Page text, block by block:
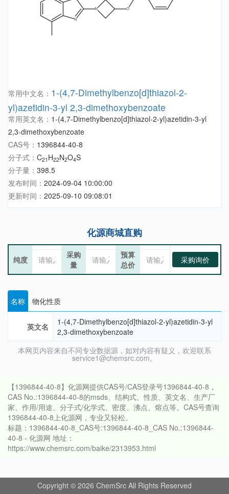
常用中文名： 1-(4,7-Dimethylbenzo[d]thiazol-2-
yl)azetidin-3-yl 2,3-dimethoxybenzoate
常用英文名： 1-(4,7-Dimethylbenzo[d]thiazol-2-yl)azetidin-3-yl
2,3-dimethoxybenzoate
CAS号： 1396844-40-8
分子式： C21 H22N2O4S
分子量： 398.5
发布时间： 2024-09-04 10:00:00
更新时间： 2025-09-10 09:08:01
化源商城直购
纯度
采购
量
预算
总价
采购询价
名称 物化性质
英文名
1-(4,7-Dimethylbenzo[d]thiazol-2-yl)azetidin-3-yl
2,3-dimethoxybenzoate
本网页内容来自不同专业数据源，如对内容有疑义，欢迎联系
service1@chemsrc.com。
【1396844-40-8】化源网提供CAS号/CAS登录号1396844-40-8，
CAS No.:1396844-40-8的msds、结构式、性质、英文名、生产厂
家、作用/用途、分子式/化学式、密度、沸点、熔点等。CAS号查询
1396844-40-8上化源网，专业又轻松。
标题：1396844-40-8_CAS号:1396844-40-8_CAS No.:1396844-
40-8 - 化源网 地址：
https://www.chemsrc.com/baike/2313953.html
Copyright © 2026 ChemSrc All Rights Reserved